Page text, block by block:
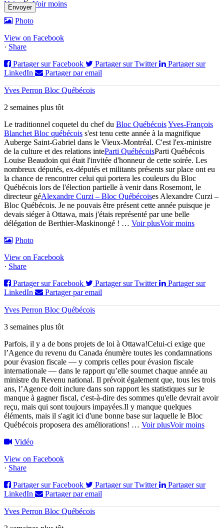
Voir plusVoir moins
Photo
View on Facebook
· Share
Partager sur Facebook
Partager sur Twitter
Partager sur
LinkedIn
Partager par email
Yves Perron Bloc Québécois
2 semaines plus tôt
Le traditionnel coquetel du chef du Bloc QuébécoisYves-François
Blanchet Bloc québécois s'est tenu cette année à la magnifique
Auberge Saint-Gabriel dans le Vieux-Montréal. C'est l'ex-ministre
de la culture et des relations inteParti QuébécoisParti Québécois
Louise Beaudoin qui était l'invitée d'honneur de cette soirée. Les
nombreux députés, ex-députés et militants présents sur place ont eu
la chance de rencontrer celui qui portera les couleurs du Bloc
Québécois lors de l'élection partielle à venir dans Rosemont, le
directeur géAlexandre Curzi – Bloc Québécoises Alexandre Curzi –
Bloc Québécois. Je ne pouvais être présent cette année puisque je
devais siéger à Ottawa, mais j'étais représenté par une belle
délégation de Berthier-Maskinongé ! … Voir plusVoir moins
Photo
View on Facebook
· Share
Partager sur Facebook
Partager sur Twitter
Partager sur
LinkedIn
Partager par email
Yves Perron Bloc Québécois
3 semaines plus tôt
Parfois, il y a de bons projets de loi à Ottawa!Celui-ci exige que
l’Agence du revenu du Canada énumère toutes les condamnations
pour évasion fiscale — y compris celles pour évasion fiscale
internationale — dans le rapport qu’elle soumet chaque année au
ministre du Revenu national. Il prévoit également que, tous les trois
ans, l’Agence doit inclure dans son rapport les statistiques sur le
manque à gagner fiscal, c'est-à-dire des sommes qu'elle devrait avoir
reçu, mais qui sont toujours impayées.Il y manque quelques
éléments, mais il s'agit ici d'une bonne base sur laquelle le Bloc
Québécois proposera des améliorations! … Voir plusVoir moins
Vidéo
View on Facebook
· Share
Partager sur Facebook
Partager sur Twitter
Partager sur
LinkedIn
Partager par email
Yves Perron Bloc Québécois
Envoyer